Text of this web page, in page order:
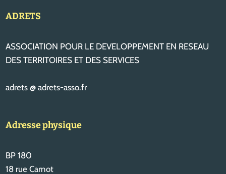
ADRETS
ASSOCIATION POUR LE DEVELOPPEMENT EN RESEAU
DES TERRITOIRES ET DES SERVICES
adrets @ adrets-asso.fr
Adresse physique
BP 180
18 rue Carnot